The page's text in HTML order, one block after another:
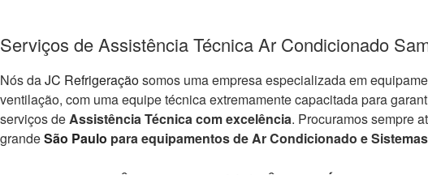
Serviços de Assistência Técnica Ar Condicionado
Nós daJC Refrigeraçãosomos uma empresa especializada em
ventilação, com uma equipe técnica extremamente capacitada para
serviços de Assistência Técnica com excelência. Procuramos sempre
grandeSão Paulo para equipamentos de Ar Condicionado e